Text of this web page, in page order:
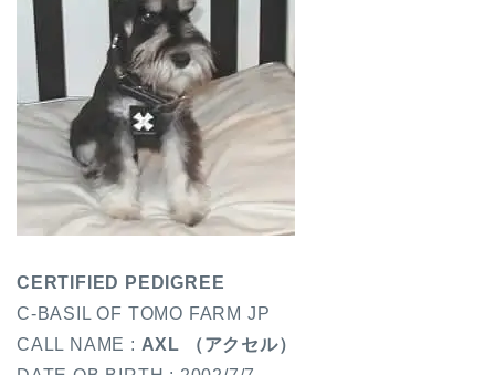
CERTIFIED PEDIGREE
C-BASIL OF TOMO FARM JP
CALL NAME : AXL （アクセル）